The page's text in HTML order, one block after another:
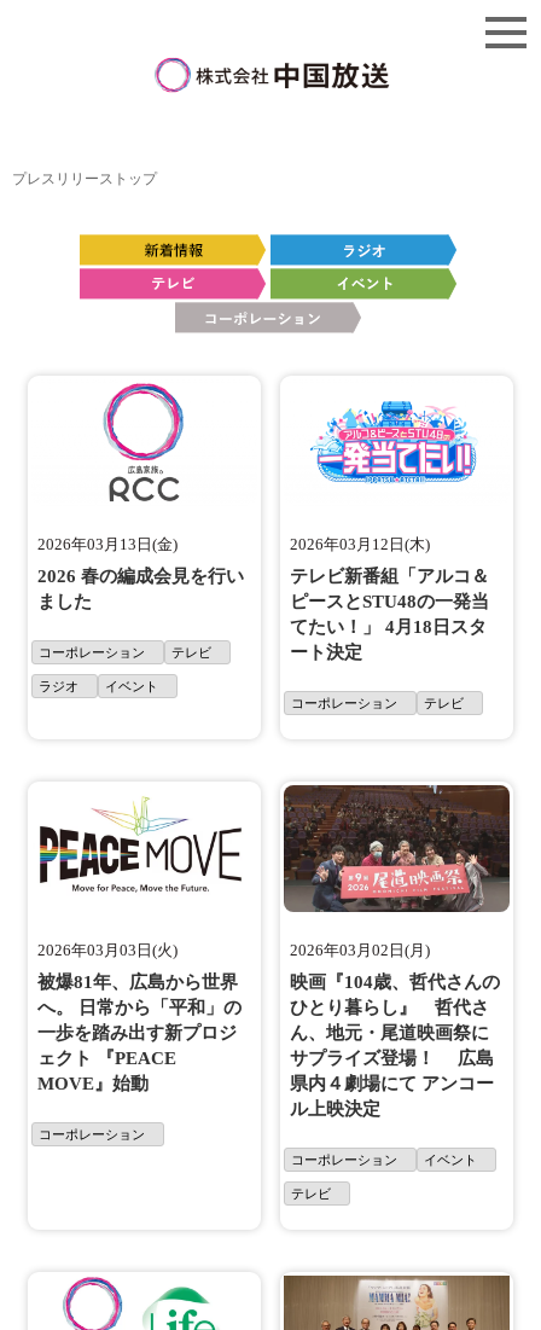
プレスリリーストップ
2026年03月13日(金)
2026 春の編成会見を行い
ました
コーポレーション テレビ
ラジオ イベント
2026年03月12日(木)
テレビ新番組「アルコ＆
ピースとSTU48の一発当
てたい！」 4月18日スタ
ート決定
コーポレーション テレビ
2026年03月03日(火)
被爆81年、広島から世界
へ。 日常から「平和」の
一歩を踏み出す新プロジ
ェクト 『PEACE
MOVE』始動
コーポレーション
2026年03月02日(月)
映画『104歳、哲代さんの
ひとり暮らし』 哲代さ
ん、地元・尾道映画祭に
サプライズ登場！ 広島
県内４劇場にて アンコー
ル上映決定
コーポレーション イベント
テレビ